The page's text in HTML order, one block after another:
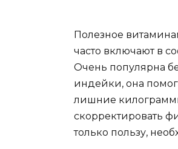
Полезное
часто включают в
Очень популярна
индейки, она
лишние
скорректировать
только пользу,